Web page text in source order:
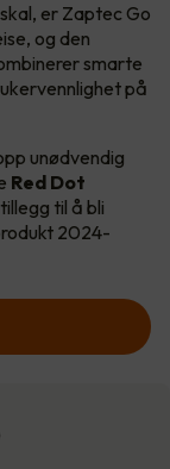
er Zaptec Go
og den
smarte
på
unødvendig
Red Dot
til å bli
2024-